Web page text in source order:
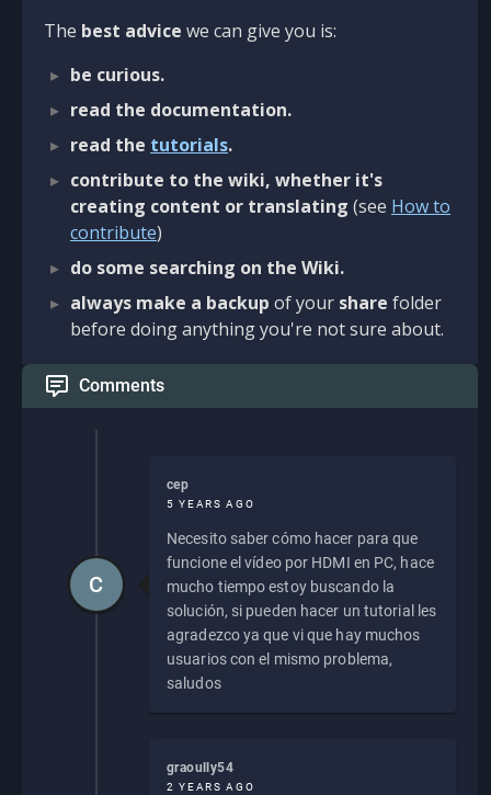
The best advice we can give you is:
be curious.
read the documentation.
read the tutorials.
contribute to the wiki, whether it's
creating content or translating (see How to
contribute)
do some searching on the Wiki.
always make a backup of your share folder
before doing anything you're not sure about.
Comments
cep
5 YEARS AGO
Necesito saber cómo hacer para que
funcione el vídeo por HDMI en PC, hace
mucho tiempo estoy buscando la
solución, si pueden hacer un tutorial les
agradezco ya que vi que hay muchos
usuarios con el mismo problema,
saludos
C
graoully54
2 YEARS AGO